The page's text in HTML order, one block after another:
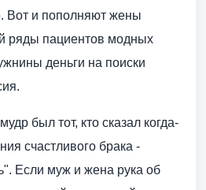
Вот и пополняют жены
ряды пациентов модных
деньги на поиски
был тот, кто сказал когда-
счастливого брака -
Если муж и жена рука об